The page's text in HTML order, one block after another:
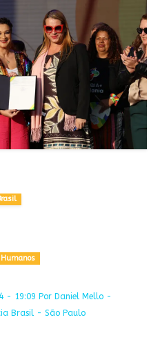
- 19:09 Por Daniel Mello -
Brasil - São Paulo